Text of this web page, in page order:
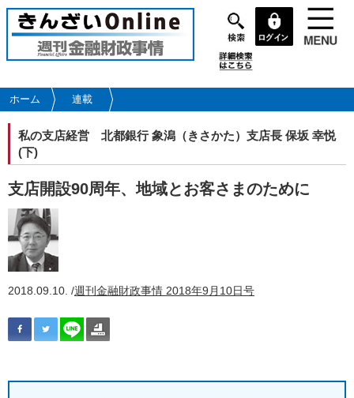
メ
イ
コ
ン
ツ
移
動
ホーム 連載
私の支店経営
北都銀行 象潟（きさかた）支店長 保坂 幸悦
(下)
支店開設90周年、地域とお客さまのために
2018.09.10. /週刊金融財政事情 2018年9月10日号